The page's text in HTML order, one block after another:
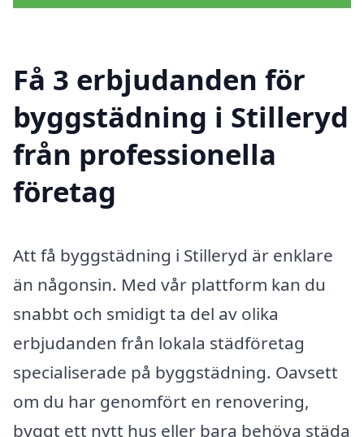
Få 3 erbjudanden för
byggstädning i Stilleryd
från professionella
företag
Att få byggstädning i Stilleryd är enklare
än någonsin. Med vår plattform kan du
snabbt och smidigt ta del av olika
erbjudanden från lokala städföretag
specialiserade på byggstädning. Oavsett
om du har genomfört en renovering,
byggt ett nytt hus eller bara behöva städa